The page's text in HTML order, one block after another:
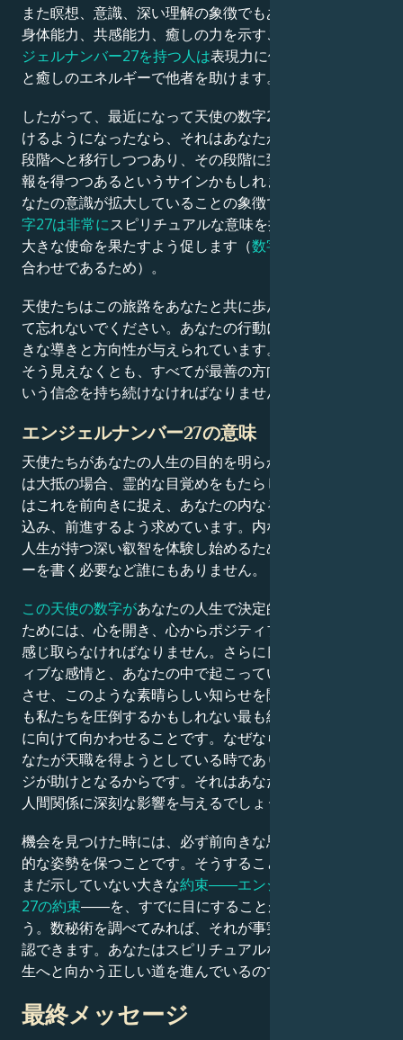
また瞑想、意識、深い理解の象徴でもあります。高度な
身体能力、共感能力、癒しの力を示すことも多く、
ジェルナンバー27を持つ人は表現力に優れ、霊的な力
と癒しのエネルギーで他者を助けます。
したがって、最近になって天使の数字27を頻繁に見か
けるようになったなら、それはあなたがより高い理解の
段階へと移行しつつあり、その段階に到達するための情
報を得つつあるというサインかもしれません。また、あ
なたの意識が拡大していることの象徴でもあります。
字27は非常にスピリチュアルな意味を持ち、魂のより
大きな使命を果たすよう促します（数字2
合わせであるため）。
天使たちはこの旅路をあなたと共に歩んでいます。決し
て忘れないでください。あなたの行動に関して、より大
きな導きと方向性が与えられています。たとえ現実では
そう見えなくとも、すべてが最善の方向に進んでいると
いう信念を持ち続けなければなりません。
エンジェルナンバー27の意味
天使たちがあなたの人生の目的を明らかにする時、それ
は大抵の場合、霊的な目覚めをもたらします。天使たち
はこれを前向きに捉え、あなたの内なる知恵に深く入り
込み、前進するよう求めています。内なる声が目覚め、
人生が持つ深い叡智を体験し始めるために、ベストセラ
ーを書く必要など誰にもありません。
この天使の数字があなたの人生で決定的な役割を果たす
ためには、心を開き、心からポジティブなエネルギーを
感じ取らなければなりません。さらに良いのは、ポジテ
ィブな感情と、あなたの中で起こっているすべてを顕現
させ、このような素晴らしい知らせを聞いた時にいつで
も私たちを圧倒するかもしれない最も純粋な感情の実現
に向けて向かわせることです。なぜなら、その時こそあ
なたが天職を得ようとしている時であり、このメッセー
ジが助けとなるからです。それはあなたの人生と新しい
人間関係に深刻な影響を与えるでしょう。
機会を見つけた時には、必ず前向きな思考を選び、楽観
的な姿勢を保つことです。そうすることで、この数字が
まだ示していない大きな約束――エンジェルナンバー
27の約束――を、すでに目にすることができるでしょ
う。数秘術を調べてみれば、それが事実であることも確
認できます。あなたはスピリチュアルな意識と豊かな人
生へと向かう正しい道を進んでいるのです。
最終メッセージ